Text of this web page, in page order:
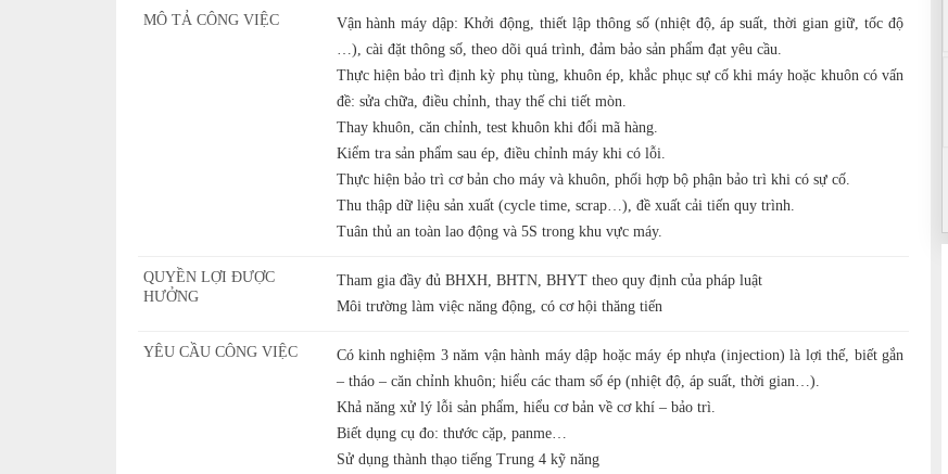
MÔ TẢ CÔNG VIỆC
Vận hành máy dập: Khởi động, thiết lập thông số (nhiệt độ, áp suất, thời gian giữ, tốc độ
…), cài đặt thông số, theo dõi quá trình, đảm bảo sản phẩm đạt yêu cầu.
Thực hiện bảo trì định kỳ phụ tùng, khuôn ép, khắc phục sự cố khi máy hoặc khuôn có vấn
đề: sửa chữa, điều chỉnh, thay thế chi tiết mòn.
Thay khuôn, căn chỉnh, test khuôn khi đổi mã hàng.
Kiểm tra sản phẩm sau ép, điều chỉnh máy khi có lỗi.
Thực hiện bảo trì cơ bản cho máy và khuôn, phối hợp bộ phận bảo trì khi có sự cố.
Thu thập dữ liệu sản xuất (cycle time, scrap…), đề xuất cải tiến quy trình.
Tuân thủ an toàn lao động và 5S trong khu vực máy.
QUYỀN LỢI ĐƯỢC
HƯỞNG
Tham gia đầy đủ BHXH, BHTN, BHYT theo quy định của pháp luật
Môi trường làm việc năng động, có cơ hội thăng tiến
YÊU CẦU CÔNG VIỆC
Có kinh nghiệm 3 năm vận hành máy dập hoặc máy ép nhựa (injection) là lợi thế, biết gắn
– tháo – căn chỉnh khuôn; hiểu các tham số ép (nhiệt độ, áp suất, thời gian…).
Khả năng xử lý lỗi sản phẩm, hiểu cơ bản về cơ khí – bảo trì.
Biết dụng cụ đo: thước cặp, panme…
Sử dụng thành thạo tiếng Trung 4 kỹ năng